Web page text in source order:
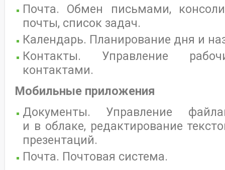
Почта. Обмен письмами,
почты, список задач.
Календарь. Планирование дня и
Контакты. Управление
контактами.
Мобильные приложения
Документы. Управление
и в облаке, редактирование
презентаций.
Почта. Почтовая система.